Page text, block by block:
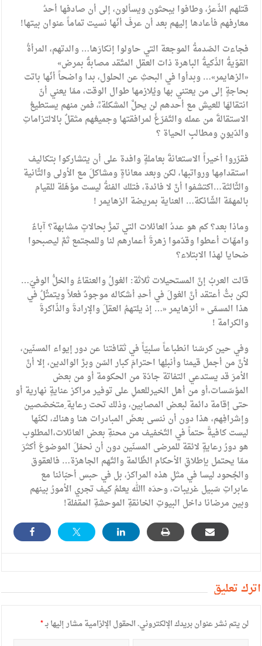
قتلهم الذّعرُ، وطافوا يبحثون ويسألون، إلى أن صادفها أحدُ
معارفهم فأعادها إليهم بعد أن عرفَ أنّها نسيت تماماً عنوان بيتها!
فجاءت الصّدمةُ الموجعة التي حاولوا إنكارَها… والدتهم، المرأةُ
القوّيةُ الذّكيةُ الباهرة ذات العقل المتّقد مصابةٌ بمرض»
«الزهايمر»… وبدأوا في البحثِ عن الحلول، بدا واضحاً أنّها باتت
بحاجةٍ إلى من يعتني بها ويُلازمها طوال الوقت، ممّا يعني أنّ
انتقالهَا للعيش مع أحدهم لن يحلَّ المشكلة،َّ، فمن منهم يستطيعُ
الاستقالةَ من عمله والتّفرّغَ لمرافقتها وجميعُهم مثقلٌ بالالتزاماتِ
والدّيونِ ومطالبِ الحياة ؟
فقرّروا أخيراً الاستعانةَ بعاملةٍ وافدة على أن يتشاركوا بتكاليف
استقدامِها ورواتبها، لكن وبعد معاناةٍ ومشاكلَ مع الأولى والثّانية
والثّالثة…اكتشفوا أنَّ لا فائدة، فتلك الفئةُ ليست مؤهّلة للقيام
بالمهمّة الشّائكة… العناية بمريضة الزهايمر !
وماذا بعد؟ كم هو عددُ العائلات التي تمرُّ بحالاتٍ مشابهة؟ آباءٌ
وامهّات أعطوا وقدّموا زهرةَ أعمارهم لنا وللمجتمع ثمَّ ليصبحوا
ضحايا لهذا الابتلاء؟
قالت العربُ إنَّ المستحيلات ثلاثة: الغولُ والعنقاءُ والخلُّ الوفيّ…
لكن بتُّ أعتقد أنَّ الغولَ في أحدِ أشكاله موجودٌ فعلاً ويتمثّلُ في
هذا المسمّى « ألزهايمر «… إذ يلتهمُ العقلَ والإرادةَ والذّاكرةَ
والكرامة !
وفي حين كرسّنا انطباعاً سلبيّاً في ثقافتنا عن دور إيواء المسنّين،
لأنَّ من أجمل قيمنا وأنبلِها احترامَ كبار السّن وبرَّ الوالدين، إلا أنَّ
الأمرَ قد يستدعي التفاتة جادّة من الحكومة أو من بعض
المؤسّسات،أو من أهل الخيرللعملِ على توفير مراكز عنايةٍ نهارية أو
حتى إقامة دائمة لبعض المصابين، وذلك تحت رعاية ِمتخصّصين
وإشرافِهم، هذا دون أن ننسى بعضَ المبادرات هنا وهناك، لكنّها
ليست كافيةً حتماً في التّخفيف من محنةِ بعض العائلات،المطلوب
هو دورُ رعايةٍ لائقة للمرضى المسنّين دون أن نحمّلَ الموضوعَ أكثرَ
ممّا يحتمل بإطلاقِ الأحكام الظّالمة والتّهم الجاهزة… فالعقوق
والجُحود ليسا في مثلِ هذه المراكز، بل في حبس أحبّائنا مع
عابراتِ سّبيل غريبات، وحدَه االله يعلمُ كيف تجري الأمورُ بينهم
وبين مرضانا داخل البيوتِ الخانقةِ الموحشةِ المقفلة!
أترك تعليق
لن يتم نشر عنوان بريدك الإلكتروني.الحقول الإلزامية مشار إليها بـ*